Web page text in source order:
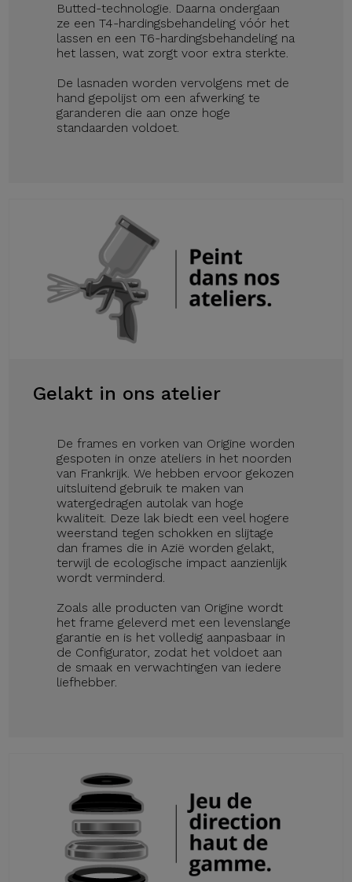
Butted-technologie. Daarna ondergaan
ze een T4-hardingsbehandeling vóór het
lassen en een T6-hardingsbehandeling na
het lassen, wat zorgt voor extra sterkte.
De lasnaden worden vervolgens met de
hand gepolijst om een afwerking te
garanderen die aan onze hoge
standaarden voldoet.
Gelakt in ons atelier
De frames en vorken van Origine worden
gespoten in onze ateliers in het noorden
van Frankrijk. We hebben ervoor gekozen
uitsluitend gebruik te maken van
watergedragen autolak van hoge
kwaliteit. Deze lak biedt een veel hogere
weerstand tegen schokken en slijtage
dan frames die in Azië worden gelakt,
terwijl de ecologische impact aanzienlijk
wordt verminderd.
Zoals alle producten van Origine wordt
het frame geleverd met een levenslange
garantie en is het volledig aanpasbaar in
de Configurator, zodat het voldoet aan
de smaak en verwachtingen van iedere
liefhebber.